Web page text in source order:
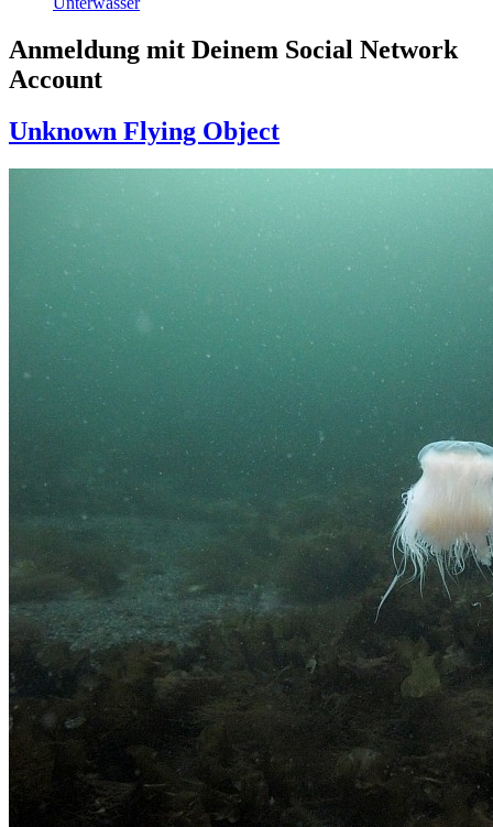
Anmeldung mit Deinem Social Network
Account
Unknown Flying Object